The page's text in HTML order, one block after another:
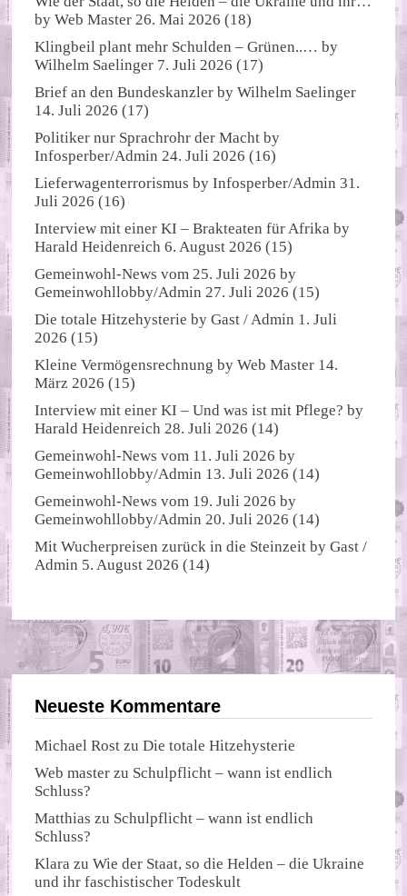
byWeb Master 26. Mai 2026 (18)
Klingbeil plant mehr Schulden – Grünen..… by
Wilhelm Saelinger 7. Juli 2026 (17)
Brief an den Bundeskanzler byWilhelm Saelinger
14. Juli 2026 (17)
Politiker nur Sprachrohr der Macht by
Infosperber/Admin 24. Juli 2026 (16)
Lieferwagenterrorismus byInfosperber/Admin 31.
Juli 2026 (16)
Interview mit einer KI – Brakteaten für Afrika by
Harald Heidenreich 6. August 2026 (15)
Gemeinwohl-News vom 25. Juli 2026 by
Gemeinwohllobby/Admin 27. Juli 2026 (15)
Die totale Hitzehysterie byGast / Admin 1. Juli
2026 (15)
Kleine Vermögensrechnung byWeb Master 14.
März 2026 (15)
Interview mit einer KI – Und was ist mit Pflege? by
Harald Heidenreich 28. Juli 2026 (14)
Gemeinwohl-News vom 11. Juli 2026 by
Gemeinwohllobby/Admin 13. Juli 2026 (14)
Gemeinwohl-News vom 19. Juli 2026 by
Gemeinwohllobby/Admin 20. Juli 2026 (14)
Mit Wucherpreisen zurück in die Steinzeit byGast /
Admin 5. August 2026 (14)
Neueste Kommentare
Michael Rost zuDie totale Hitzehysterie
Web master zu Schulpflicht – wann ist endlich
Schluss?
Matthias zu Schulpflicht – wann ist endlich
Schluss?
Klara zuWie der Staat, so die Helden – die Ukraine
und ihr faschistischer Todeskult